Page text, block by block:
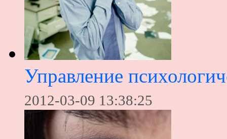
Управление
2012-03-09 13:38:25